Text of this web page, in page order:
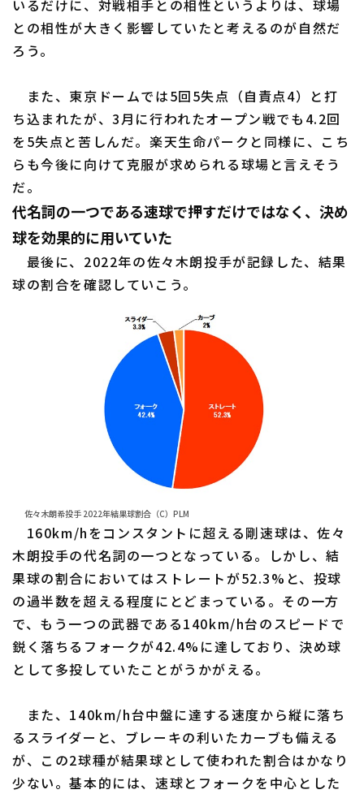
いるだけに、対戦相手との相性というよりは、球場
との相性が大きく影響していたと考えるのが自然だ
ろう。
また、東京ドームでは5回5失点（自責点4）と打
ち込まれたが、3月に行われたオープン戦でも4.2回
を5失点と苦しんだ。楽天生命パークと同様に、こち
らも今後に向けて克服が求められる球場と言えそう
だ。
代名詞の一つである速球で押すだけではなく、決め
球を効果的に用いていた
最後に、2022年の佐々木朗投手が記録した、結果
球の割合を確認していこう。
佐々木朗希投手 2022年結果球割合（C）PLM
160km/hをコンスタントに超える剛速球は、佐々
木朗投手の代名詞の一つとなっている。しかし、結
果球の割合においてはストレートが52.3%と、投球
の過半数を超える程度にとどまっている。その一方
で、もう一つの武器である140km/h台のスピードで
鋭く落ちるフォークが42.4%に達しており、決め球
として多投していたことがうかがえる。
また、140km/h台中盤に達する速度から縦に落ち
るスライダーと、ブレーキの利いたカーブも備える
が、この2球種が結果球として使われた割合はかなり
少ない。基本的には、速球とフォークを中心とした